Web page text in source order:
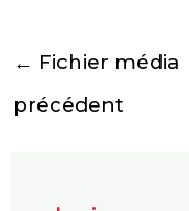
← Fichier média
précédent